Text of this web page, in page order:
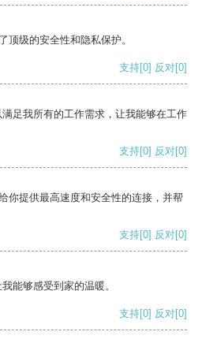
顶级的安全性和隐私保护。
支持[0] 反对[0]
足我所有的工作需求，让我能够在工作
支持[0] 反对[0]
你提供最高速度和安全性的连接，并帮
支持[0] 反对[0]
能够感受到家的温暖。
支持[0] 反对[0]